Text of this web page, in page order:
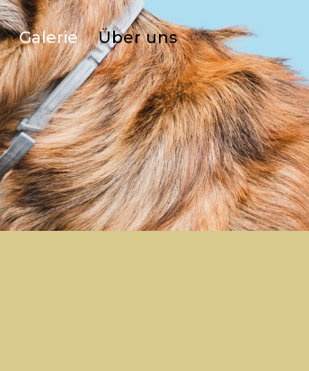
Galerie
Über uns